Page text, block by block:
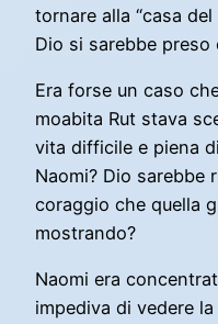
tornare alla “casa
Dio si sarebbe preso
Era forse un caso
moabita Rut stava
vita difficile e piena
Naomi? Dio sarebbe
coraggio che quella
mostrando?
Naomi era
impediva di vedere la